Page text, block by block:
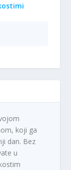
koji ga
dan. Bez
u